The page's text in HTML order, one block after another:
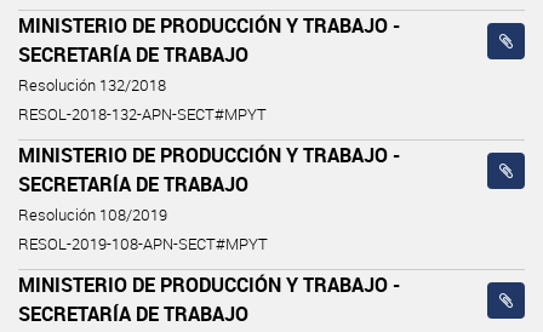
MINISTERIO DE PRODUCCIÓN Y TRABAJO -
SECRETARÍA DE TRABAJO
Resolución 132/2018
RESOL-2018-132-APN-SECT#MPYT
MINISTERIO DE PRODUCCIÓN Y TRABAJO -
SECRETARÍA DE TRABAJO
Resolución 108/2019
RESOL-2019-108-APN-SECT#MPYT
MINISTERIO DE PRODUCCIÓN Y TRABAJO -
SECRETARÍA DE TRABAJO